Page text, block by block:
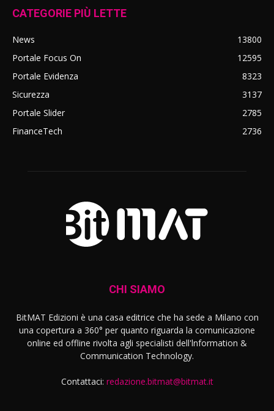
CATEGORIE PIÙ LETTE
News
13800
Portale Focus On
12595
Portale Evidenza
8323
Sicurezza
3137
Portale Slider
2785
FinanceTech
2736
CHI SIAMO
BitMAT Edizioni è una casa editrice che ha sede a Milano con
una copertura a 360° per quanto riguarda la comunicazione
online ed offline rivolta agli specialisti dell'lnformation &
Communication Technology.
Contattaci: redazione.bitmat@bitmat.it